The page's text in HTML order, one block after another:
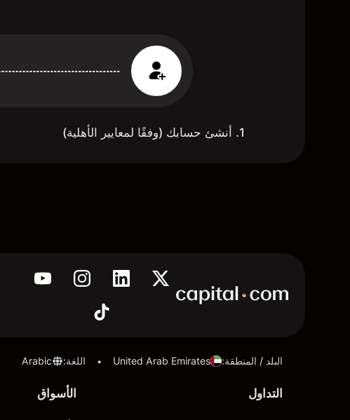
1. أنشئ حسابك (وفقًا لمعايير الأهلية)
البلد / المنطقة:
United Arab Emirates
• اللغة:
Arabic
التداول الأسواق